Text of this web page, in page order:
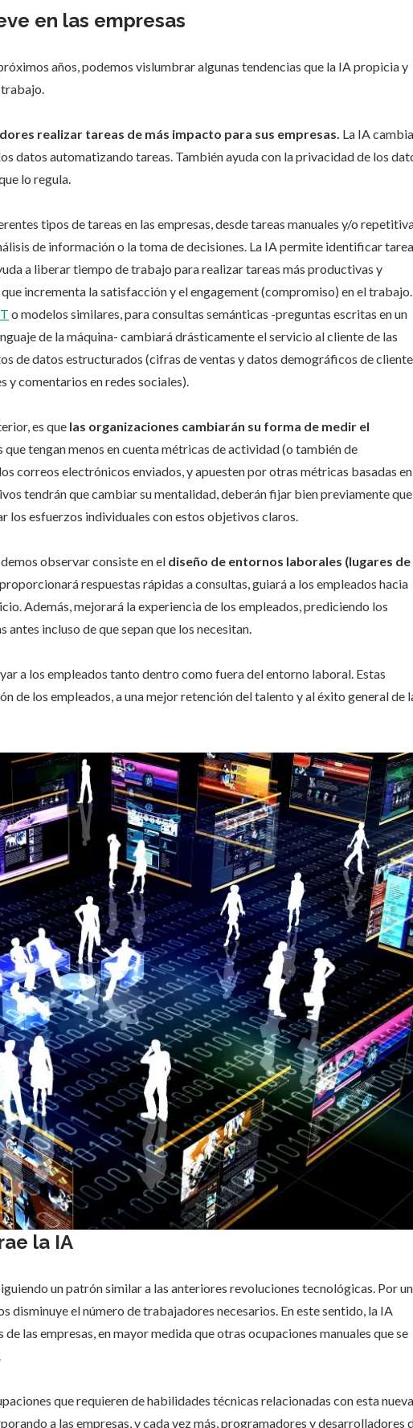
en las empresas
años, podemos vislumbrar algunas tendencias que la IA propicia y
trabajo.
realizar tareas de más impacto para sus empresas. La IA cambia
datos automatizando tareas. También ayuda con la privacidad de los
lo regula.
tipos de tareas en las empresas, desde tareas manuales y/o
de información o la toma de decisiones. La IA permite identificar
a liberar tiempo de trabajo para realizar tareas más productivas y
incrementa la satisfacción y el engagement (compromiso) en el trabajo.
o modelos similares, para consultas semánticas -preguntas escritas en un
de la máquina- cambiará drásticamente el servicio al cliente de las
de datos estructurados (cifras de ventas y datos demográficos de
y comentarios en redes sociales).
es que las organizaciones cambiarán su forma de medir el
que tengan menos en cuenta métricas de actividad (o también de
correos electrónicos enviados, y apuesten por otras métricas basadas en
tendrán que cambiar su mentalidad, deberán fijar bien previamente que
los esfuerzos individuales con estos objetivos claros.
observar consiste en el diseño de entornos laborales (lugares de
respuestas rápidas a consultas, guiará a los empleados hacia
Además, mejorará la experiencia de los empleados, prediciendo los
incluso de que sepan que los necesitan.
a los empleados tanto dentro como fuera del entorno laboral. Estas
de los empleados, a una mejor retención del talento y al éxito general de
la IA
un patrón similar a las anteriores revoluciones tecnológicas. Por un
disminuye el número de trabajadores necesarios. En este sentido, la IA
las empresas, en mayor medida que otras ocupaciones manuales que se
que requieren de habilidades técnicas relacionadas con esta
a las empresas, y cada vez más, programadores y desarrolladores